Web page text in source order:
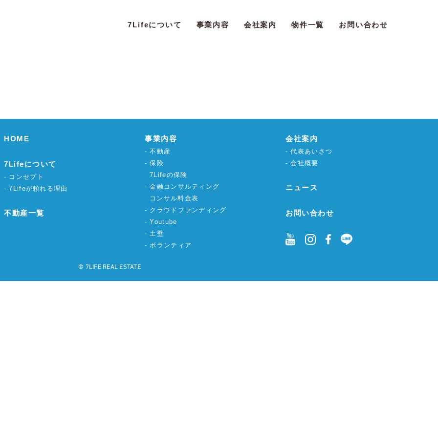
7Lifeについて 事業内容 会社案内 物件一覧 お問い合わせ
HOME
7Lifeについて
コンセプト
7Lifeが頼れる理由
不動産一覧
事業内容
不動産
保険
7Lifeの保険
金融コンサルティング
コンサル料金表
クラウドファンディング
Youtube
土壁
ボランティア
会社案内
代表あいさつ
会社概要
ニュース
お問い合わせ
©︎ 7LIFE REAL ESTATE